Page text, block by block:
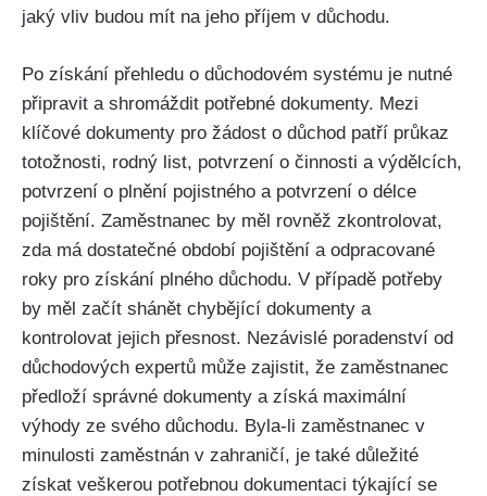
jaký vliv budou mít na jeho příjem v důchodu.
Po získání přehledu o důchodovém systému je nutné
připravit a shromáždit potřebné dokumenty. Mezi
klíčové dokumenty pro žádost o důchod patří průkaz
totožnosti, rodný list, potvrzení o činnosti a výdělcích,
potvrzení o plnění pojistného a potvrzení o délce
pojištění. Zaměstnanec by měl rovněž zkontrolovat,
zda má dostatečné období pojištění a odpracované
roky pro získání plného důchodu. V případě potřeby
by měl začít shánět chybějící dokumenty a
kontrolovat jejich přesnost. Nezávislé poradenství od
důchodových expertů může zajistit, že zaměstnanec
předloží správné dokumenty a získá maximální
výhody ze svého důchodu. Byla-li zaměstnanec v
minulosti zaměstnán v zahraničí, je také důležité
získat veškerou potřebnou dokumentaci týkající se